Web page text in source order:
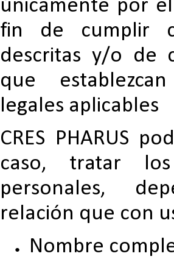
únicamente por
fin de cumplir
descritas y/o de
que
legales aplicables
CRES PHARUS
caso, tratar
personales,
relación que con
Nombre